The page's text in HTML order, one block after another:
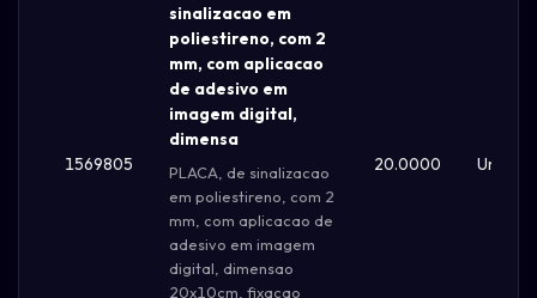
1569805
sinalizacao em
poliestireno, com 2
mm, com aplicacao
de adesivo em
imagem digital,
dimensa
PLACA, de sinalizacao
em poliestireno, com 2
mm, com aplicacao de
adesivo em imagem
digital, dimensao
20x10cm, fixacao
20.0000 Un